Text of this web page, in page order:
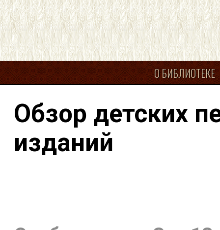
О БИБЛИОТЕКЕ
Обзор детских
изданий